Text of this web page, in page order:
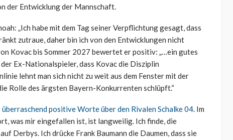
der Entwicklung der Mannschaft.
„Ich habe mit dem Tag seiner Verpflichtung gesagt, dass
zutraue, daher bin ich von den Entwicklungen nicht
Kovac bis Sommer 2027 bewertet er positiv: „…ein gutes
Ex-Nationalspieler, dass Kovac die Disziplin
lehnt man sich nicht zu weit aus dem Fenster mit der
Rolle des ärgsten Bayern-Konkurrenten schlüpft.“
positive Worte über den Rivalen Schalke 04. Im
was mir eingefallen ist, ist langweilig. Ich finde, die
Derbys. Ich drücke Frank Baumann die Daumen, dass sie